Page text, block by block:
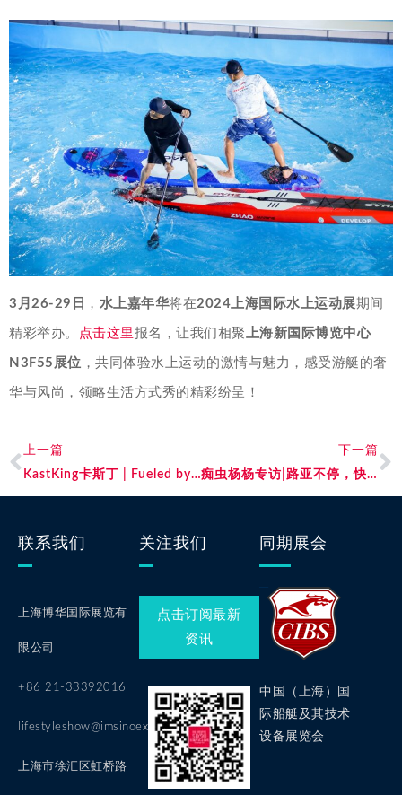
3月26-29日 ， 水上嘉年华将在2024上海国际水上运动展期间
精彩举办。 点击这里 报名，让我们相聚上海新国际博览中心
N3F55展位 ，共同体验水上运动的激情与魅力，感受游艇的奢
华与风尚，领略生活方式秀的精彩纷呈！
上一篇
KastKing卡斯丁 | Fueled by innovation！
下一篇
痴虫杨杨专访|路亚不停，快乐不止！
联系我们
上海博华国际展览有
限公司
+86 21-33392016
lifestyleshow@imsinoexpo.com
上海市徐汇区虹桥路
关注我们
点击订阅最新
资讯
同期展会
中国（上海）国
际船艇及其技术
设备展览会